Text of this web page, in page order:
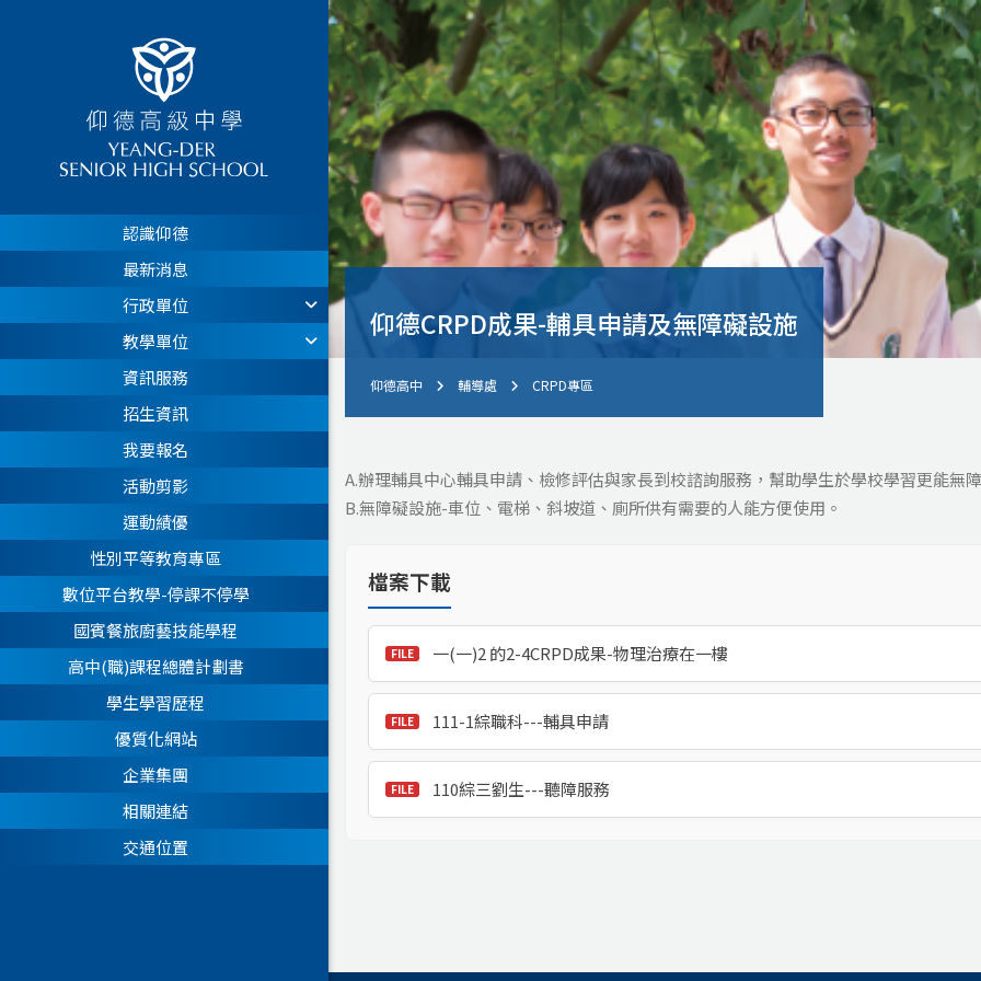
認識仰德
最新消息
行政單位
教學單位
資訊服務
招生資訊
我要報名
活動剪影
運動績優
性別平等教育專區
數位平台教學-停課不停學
國賓餐旅廚藝技能學程
高中(職)課程總體計劃書
學生學習歷程
優質化網站
企業集團
相關連結
交通位置
仰德CRPD成果-輔具申請及無障礙設施
仰德高中 輔導處 CRPD專區
A.辦理輔具中心輔具申請、檢修評估與家長到校諮詢服務，幫助學生於學校學習更能無
B.無障礙設施-車位、電梯、斜坡道、廁所供有需要的人能方便使用。
檔案下載
一(一)2 的2-4CRPD成果-物理治療在一樓
111-1綜職科---輔具申請
110綜三劉生---聽障服務